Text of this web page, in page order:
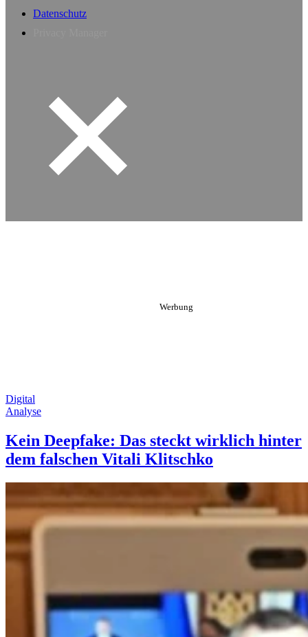
Datenschutz
Digital
Analyse
Kein Deepfake: Das steckt wirklich hinter
dem falschen Vitali Klitschko